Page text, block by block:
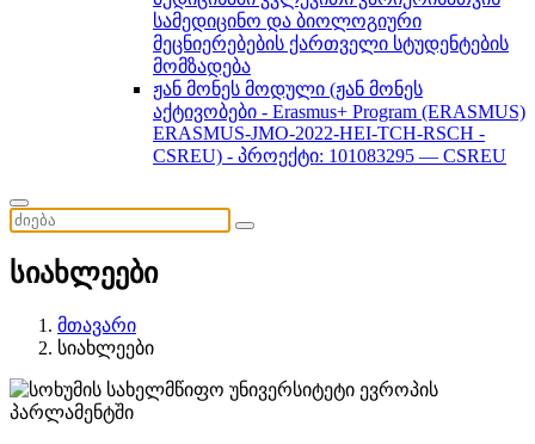
სამედიცინო და ბიოლოგიური
მეცნიერებების ქართველი სტუდენტების
მომზადება
ჟან მონეს მოდული (ჟან მონეს
აქტივობები - Erasmus+ Program (ERASMUS)
ERASMUS-JMO-2022-HEI-TCH-RSCH -
CSREU) - პროექტი: 101083295 — CSREU
სიახლეები
მთავარი
სიახლეები